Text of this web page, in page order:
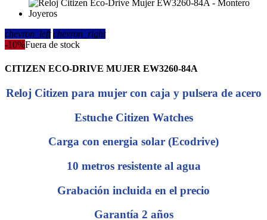
chevron_left chevron_right
-10%Fuera de stock
CITIZEN ECO-DRIVE MUJER EW3260-84A
Reloj Citizen para mujer con caja y pulsera de acero
Estuche Citizen Watches
Carga con energia solar (Ecodrive)
10 metros resistente al agua
Grabación incluida en el precio
Garantía 2 años